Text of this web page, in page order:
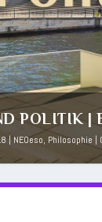
POLITIK |
| NEOeso, Philosophie |